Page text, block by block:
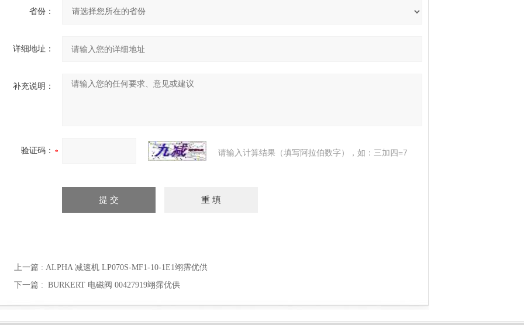
省份：
详细地址：
补充说明：
验证码： 请输入计算结果（填写阿拉伯数字），如：三加四=7
上一篇 : ALPHA 减速机 LP070S-MF1-10-1E1​翊霈优供
下一篇 : BURKERT 电磁阀 00427919翊霈优供